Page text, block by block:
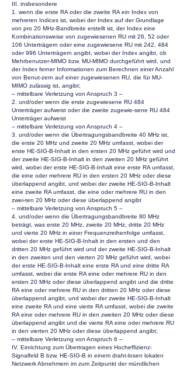
III. insbesondere
1. wenn die erste RA oder die zweite RA ein Index von
mehreren Indices ist, wobei der Index auf der Grundlage
von pro 20 MHz-Bandbreite erstellt ist, der Index eine
Kombinationsweise von zugewiesenen RU mit 26, 52 oder
106 Unterträgern oder eine zugewiesene RU mit 242, 484
oder 996 Unterträgern angibt, wobei der Index angibt, ob
Mehrbenutzer-MIMO bzw. MU-MIMO durchgeführt wird, und
der Index ferner Informationen zum Berechnen einer Anzahl
von Benut-zern auf einer zugewiesenen RU, die für MU-
MIMO zulässig ist, angibt;
– mittelbare Verletzung von Anspruch 3 –
2. und/oder wenn die erste zugewiesene RU 484
Unterträger aufweist oder die zweite zugewie-sene RU 484
Unterträger aufweist
– mittelbare Verletzung von Anspruch 4 –
3. und/oder wenn die Übertragungsbandbreite 40 MHz ist,
die erste 20 MHz und zweite 20 MHz umfasst, wobei der
erste HE-SIG-B-Inhalt in den ersten 20 MHz geführt wird und
der zweite HE-SIG-B-Inhalt in den zweiten 20 MHz geführt
wird, wobei der erste HE-SIG-B-Inhalt eine erste RA umfasst,
die eine oder mehrere RU in den ersten 20 MHz oder diese
überlappend angibt, und wobei der zweite HE-SIG-B-Inhalt
eine zweite RA umfasst, die eine oder mehrere RU in den
zwei-ten 20 MHz oder diese überlappend angibt
– mittelbare Verletzung von Anspruch 5 –
4. und/oder wenn die Übertragungsbandbreite 80 MHz
beträgt, was erste 20 MHz, zweite 20 MHz, dritte 20 MHz
und vierte 20 MHz in einer Frequenzreihenfolge umfasst,
wobei der erste HE-SIG-B-Inhalt in den ersten und den
dritten 20 MHz geführt wird und der zweite HE-SIG-B-Inhalt
in den zweiten und den vierten 20 MHz geführt wird, wobei
der erste HE-SIG-B-Inhalt eine erste RA und eine dritte RA
umfasst, wobei die erste RA eine oder mehrere RU in den
ersten 20 MHz oder diese überlappend angibt und die dritte
RA eine oder mehrere RU in den dritten 20 MHz oder diese
überlappend angibt, und wobei der zweite HE-SIG-B-Inhalt
eine zweite RA und eine vierte RA umfasst, wobei die zweite
RA eine oder mehrere RU in den zweiten 20 MHz oder diese
überlappend angibt und die vierte RA eine oder mehrere RU
in den vierten 20 MHz oder diese überlappend angibt;
– mittelbare Verletzung von Anspruch 6 –
IV. Einrichtung zum Übertragen eines Hocheffizienz-
Signalfeld B bzw. HE-SIG-B in einem draht-losen lokalen
Netzwerk Abnehmern im zum Zeitpunkt der mündlichen